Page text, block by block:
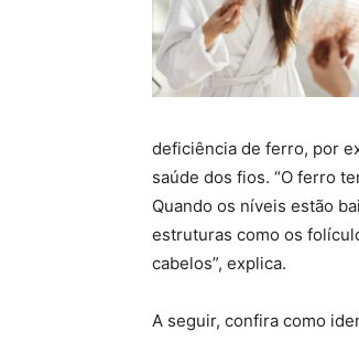
deficiência de ferro, por
saúde dos fios. “O ferro
Quando os níveis estão
estruturas como os
cabelos”, explica.
A seguir, confira como